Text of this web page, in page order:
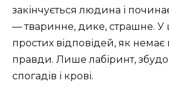
закінчується людина і
— тваринне, дике, страшне. У
простих відповідей, як
правди. Лише лабіринт,
спогадів і крові.